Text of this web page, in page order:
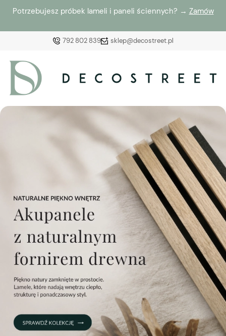
Potrzebujesz próbek lameli i paneli ściennych? → Zamów
792 802 839 sklep@decostreet.pl
Załóż konto
Wybierz coś dla siebie z naszej aktualnej oferty lub
zaloguj się, aby przywrócić dodane produkty do listy
z poprzedniej sesji.